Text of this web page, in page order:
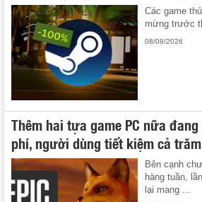
Các game
mừng trước
08/08/2026
Thêm hai tựa game PC nữa
phí, người dùng tiết kiệm cả
Bên cạnh
hàng tuần,
lại mang ...